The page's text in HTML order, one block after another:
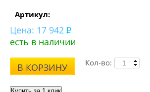
Артикул:
Цена: 17 942
есть в наличии
В КОРЗИНУ Кол-во: